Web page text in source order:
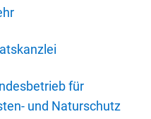
für
und Naturschutz